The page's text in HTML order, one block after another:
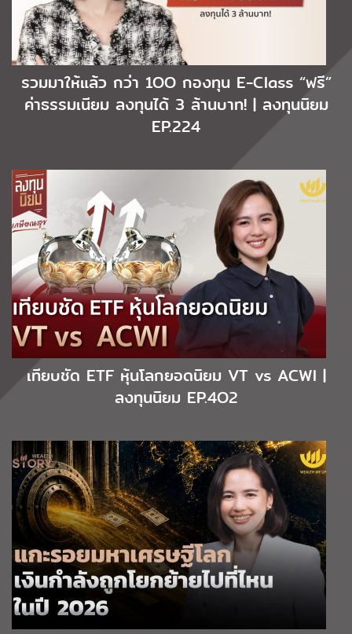
รวมมาให้แล้ว กว่า 1OO กองทุน E-Class “ฟรี”
ค่าธรรมเนียม ลงทุนได้ 3 ล้านบาท! | ลงทุนนิยม
EP.224
เทียบชัด ETF หุ้นโลกยอดนิยม VT vs ACWI |
ลงทุนนิยม EP.4O2